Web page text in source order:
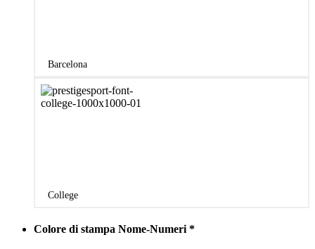
Barcelona
College
Colore di stampa Nome-Numeri *